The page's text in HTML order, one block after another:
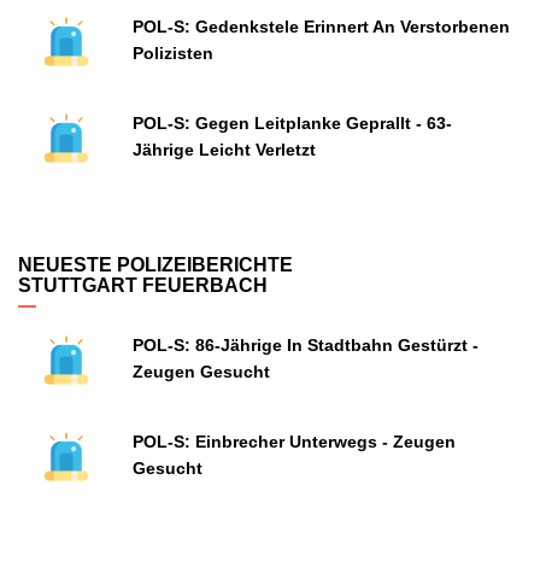
POL-S: Gedenkstele Erinnert An Verstorbenen
Polizisten
POL-S: Gegen Leitplanke Geprallt - 63-
Jährige Leicht Verletzt
NEUESTE POLIZEIBERICHTE
STUTTGART FEUERBACH
POL-S: 86-Jährige In Stadtbahn Gestürzt -
Zeugen Gesucht
POL-S: Einbrecher Unterwegs - Zeugen
Gesucht